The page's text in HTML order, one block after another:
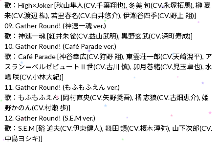
歌：High×Joker [秋山隼人(CV.千葉翔也), 冬美 旬(CV.永塚拓馬), 榊 夏
来(CV.渡辺 紘), 若里春名(CV.白井悠介), 伊瀬谷四季(CV.野上 翔)]
09. Gather Round! (神速一魂 ver.)
歌：神速一魂 [紅井朱雀(CV.益山武明), 黒野玄武(CV.深町寿成)]
10. Gather Round! (Café Parade ver.)
歌：Café Parade [神谷幸広(CV.狩野 翔), 東雲荘一郎(CV.天﨑滉平), ア
スラン＝ベルゼビュートⅡ世(CV.古川 慎), 卯月巻緒(CV.児玉卓也), 水
嶋 咲(CV.小林大紀)]
11. Gather Round! (もふもふえん ver.)
歌：もふもふえん [岡村直央(CV.矢野奨吾), 橘 志狼(CV.古畑恵介), 姫
野かのん(CV.村瀬 歩)]
12. Gather Round! (S.E.M ver.)
歌：S.E.M [硲 道夫(CV.伊東健人), 舞田 類(CV.榎木淳弥), 山下次郎(CV.
中島ヨシキ)]